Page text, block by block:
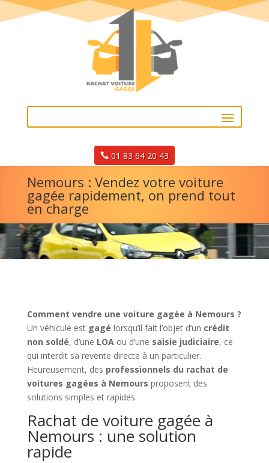
01 83 64 20 43
Nemours : Vendez votre voiture
gagée rapidement, on prend tout
en charge
Comment vendre une voiture gagée à Nemours ?
Un véhicule est gagé lorsqu’il fait l’objet d’un crédit
non soldé, d’une LOA ou d’une saisie judiciaire, ce
qui interdit sa revente directe à un particulier.
Heureusement, des professionnels du rachat de
voitures gagées à Nemours proposent des
solutions simples et rapides.
Rachat de voiture gagée à
Nemours : une solution
rapide